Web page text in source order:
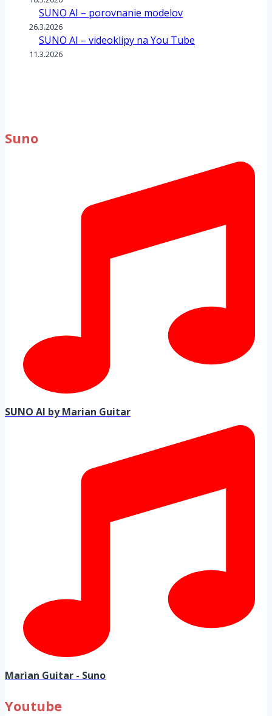
SUNO AI – porovnanie modelov
26.3.2026
SUNO AI – videoklipy na You Tube
11.3.2026
Suno
SUNO AI by Marian Guitar
Marian Guitar - Suno
Youtube